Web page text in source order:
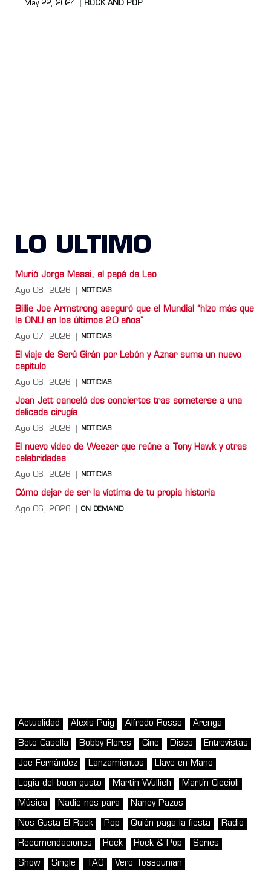
May 22, 2024 ROCK AND POP
LO ULTIMO
Murió Jorge Messi, el papá de Leo
Ago 08, 2026 NOTICIAS
Billie Joe Armstrong aseguró que el Mundial “hizo más que
la ONU en los últimos 20 años”
Ago 07, 2026 NOTICIAS
El viaje de Serú Girán por Lebón y Aznar suma un nuevo
capítulo
Ago 06, 2026 NOTICIAS
Joan Jett canceló dos conciertos tras someterse a una
delicada cirugía
Ago 06, 2026 NOTICIAS
El nuevo video de Weezer que reúne a Tony Hawk y otras
celebridades
Ago 06, 2026 NOTICIAS
Cómo dejar de ser la víctima de tu propia historia
Ago 06, 2026 ON DEMAND
Actualidad Alexis Puig Alfredo Rosso Arenga
Beto Casella Bobby Flores Cine Disco Entrevistas
Joe Fernández Lanzamientos Llave en Mano
Logia del buen gusto Martin Wullich Martín Ciccioli
Música Nadie nos para Nancy Pazos
Nos Gusta El Rock Pop Quién paga la fiesta Radio
Recomendaciones Rock Rock & Pop Series
Show Single TAO Vero Tossounian